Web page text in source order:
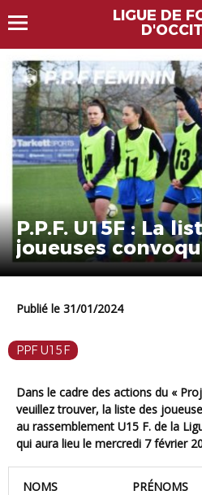
LIGUE DE
P.P.F. U15F : La
joueuses
Publié le 31/01/2024
PPF U15F
Dans le cadre des actions du « Projet Performance Fédéral »,
veuillez trouver, la liste des
au rassemblement U15 F. de la
qui aura lieu le mercredi 7 février
NOMS PRÉNOMS